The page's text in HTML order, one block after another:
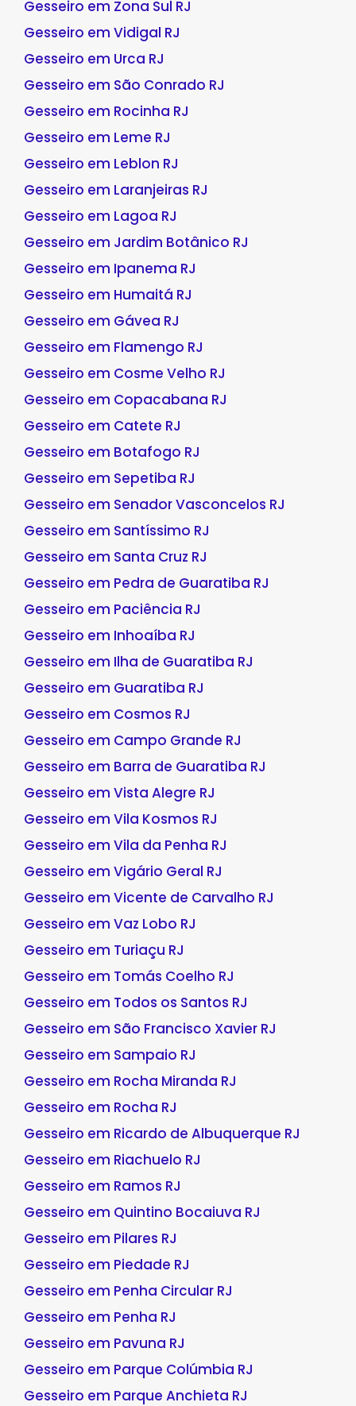
Gesseiro em Zona Sul RJ
Gesseiro em Vidigal RJ
Gesseiro em Urca RJ
Gesseiro em São Conrado RJ
Gesseiro em Rocinha RJ
Gesseiro em Leme RJ
Gesseiro em Leblon RJ
Gesseiro em Laranjeiras RJ
Gesseiro em Lagoa RJ
Gesseiro em Jardim Botânico RJ
Gesseiro em Ipanema RJ
Gesseiro em Humaitá RJ
Gesseiro em Gávea RJ
Gesseiro em Flamengo RJ
Gesseiro em Cosme Velho RJ
Gesseiro em Copacabana RJ
Gesseiro em Catete RJ
Gesseiro em Botafogo RJ
Gesseiro em Sepetiba RJ
Gesseiro em Senador Vasconcelos RJ
Gesseiro em Santíssimo RJ
Gesseiro em Santa Cruz RJ
Gesseiro em Pedra de Guaratiba RJ
Gesseiro em Paciência RJ
Gesseiro em Inhoaíba RJ
Gesseiro em Ilha de Guaratiba RJ
Gesseiro em Guaratiba RJ
Gesseiro em Cosmos RJ
Gesseiro em Campo Grande RJ
Gesseiro em Barra de Guaratiba RJ
Gesseiro em Vista Alegre RJ
Gesseiro em Vila Kosmos RJ
Gesseiro em Vila da Penha RJ
Gesseiro em Vigário Geral RJ
Gesseiro em Vicente de Carvalho RJ
Gesseiro em Vaz Lobo RJ
Gesseiro em Turiaçu RJ
Gesseiro em Tomás Coelho RJ
Gesseiro em Todos os Santos RJ
Gesseiro em São Francisco Xavier RJ
Gesseiro em Sampaio RJ
Gesseiro em Rocha Miranda RJ
Gesseiro em Rocha RJ
Gesseiro em Ricardo de Albuquerque RJ
Gesseiro em Riachuelo RJ
Gesseiro em Ramos RJ
Gesseiro em Quintino Bocaiuva RJ
Gesseiro em Pilares RJ
Gesseiro em Piedade RJ
Gesseiro em Penha Circular RJ
Gesseiro em Penha RJ
Gesseiro em Pavuna RJ
Gesseiro em Parque Colúmbia RJ
Gesseiro em Parque Anchieta RJ